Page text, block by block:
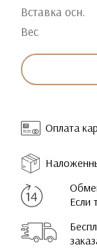
Вставка осн.
Вес
Оплата
Если